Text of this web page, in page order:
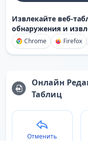
Извлекайте веб-
обнаружения и
Chrome Firefox
Онлайн
Таблиц
Отменить